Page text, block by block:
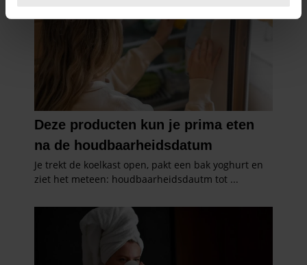
intrekken in de Cookieverklaring.
We gebruiken cookies om content en advertenties te
personaliseren, om functies voor social media te bieden
en om ons websiteverkeer te analyseren. Ook delen we
informatie over uw gebruik van onze site met onze
partners kunnen deze gegevens combineren met andere
informatie die u aan ze heeft verstrekt of die ze hebben
verzameld op basis van uw gebruik van hun services. U
gaat akkoord met onze cookies als u onze website blijft